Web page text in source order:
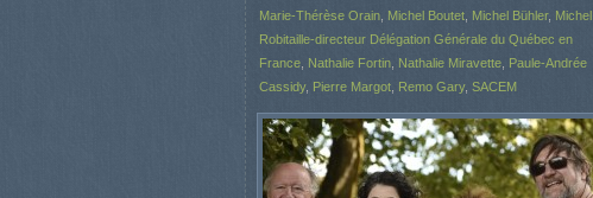
Marie-Thérèse Orain Michel Boutet Michel Bühler, Michel
Robitaille-directeur Délégation Générale du Québec en
France Nathalie Fortin Nathalie Miravette Paule-Andrée
Cassidy, Pierre Margot Remo Gary, SACEM